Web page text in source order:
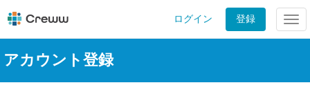
ログイン 登録
アカウント登録